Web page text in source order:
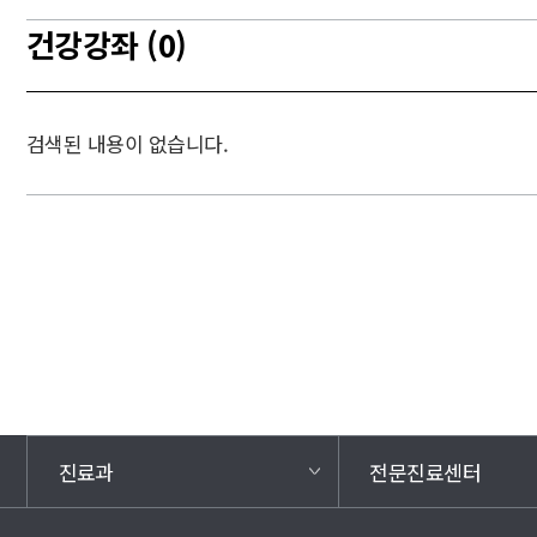
건강강좌 (0)
검색된 내용이 없습니다.
진료과 전문진료센터